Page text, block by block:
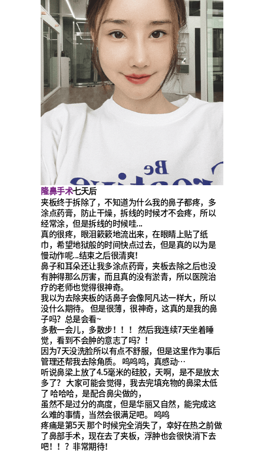
隆鼻手术七天后
夹板终于拆除了，不知道为什么我的鼻子都疼，多
涂点药膏，防止干燥，拆线的时候才不会疼，所以
经常涂，但是拆线的时候哇...
真的很疼，眼泪簌簌地流出来，在眼睛上贴了纸
巾，希望地狱般的时间快点过去，但是真的以为是
慢动作呢...结束之后很清爽！
鼻子和耳朵还让我多涂点药膏，夹板去除之后也没
有肿得那么厉害，而且真的没有淤青，所以医院治
疗的老师也觉得很神奇。
我以为去除夹板的话鼻子会像阿凡达一样大，所以
没什么期待。 但是很薄，很神奇，这真的是我的鼻
子吗？总是会看~
多敷一会儿，多散步！！！ 然后我连续7天坐着睡
觉，看到不会肿的意志了吗？！
因为7天没洗脸所以有点不舒服，但是这里作为事后
管理还帮我去除角质。 呜呜呜，真感动…
听说鼻梁上放了4.5毫米的硅胶，天啊，是不是放太
多了？ 大家可能会觉得，我去完填充物的鼻梁太低
了 哈哈哈，是配合鼻尖做的，
虽然不是过分的高度，但是华丽又自然，能完成这
么难的事情，当然会很满足吧。 呜呜
疼痛是第5天 那个时候完全消失了，幸好在热之前做
了鼻部手术，现在去了夹板，浮肿也会很快消下去
吧！！？非常期待！